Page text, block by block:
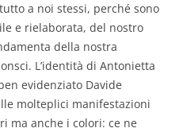
a noi stessi, perché sono
e rielaborata, del nostro
della nostra
L’identità di Antonietta
evidenziato Davide
molteplici manifestazioni
ma anche i colori: ce ne